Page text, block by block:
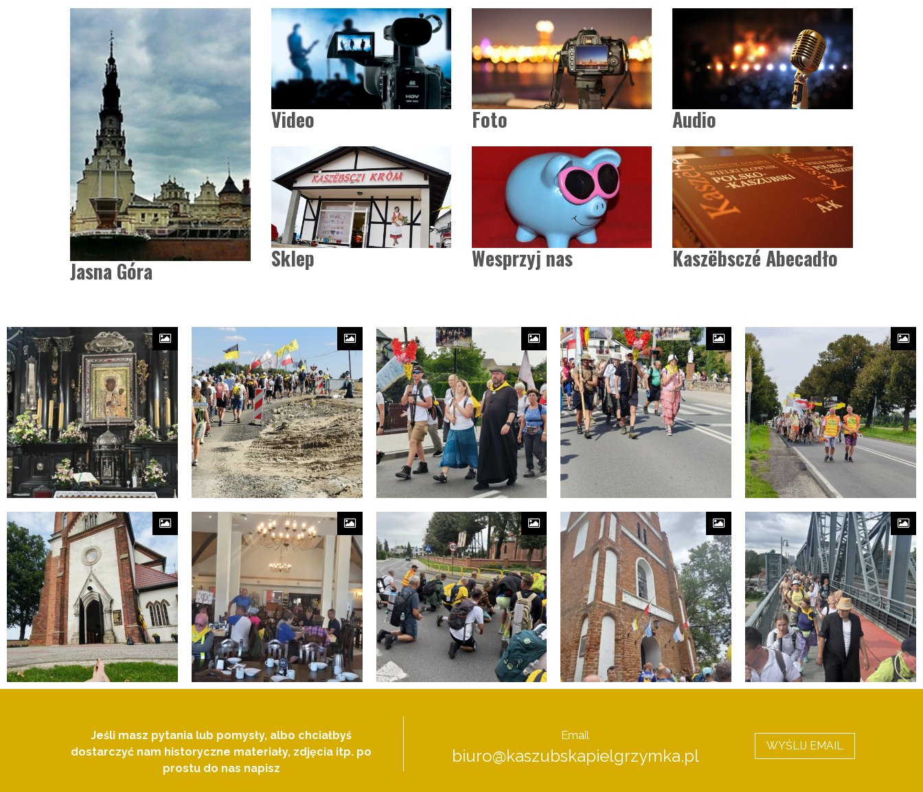
Jasna Góra
Video Foto Audio
Sklep Wesprzyj nas Kaszëbsczé Abecadło
Jeśli masz pytania lub pomysły, albo chciałbyś
dostarczyć nam historyczne materiały, zdjęcia itp. po
prostu do nas napisz
Email
biuro@kaszubskapielgrzymka.pl
WYŚLIJ EMAIL